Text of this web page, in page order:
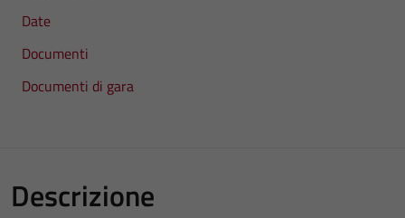
Date
Documenti
Documenti di gara
Descrizione